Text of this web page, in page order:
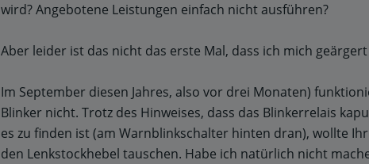
wird? Angebotene Leistungen einfach nicht ausführen?
Aber leider ist das nicht das erste Mal, dass ich mich
Im September diesen Jahres, also vor drei Monaten)
Blinker nicht. Trotz des Hinweises, dass das Blinkerrelais
es zu finden ist (am Warnblinkschalter hinten dran), wollte
den Lenkstockhebel tauschen. Habe ich natürlich nicht